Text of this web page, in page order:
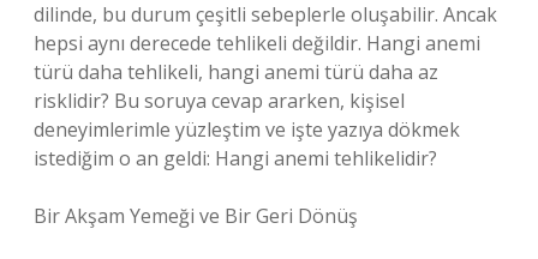
dilinde, bu durum çeşitli sebeplerle oluşabilir. Ancak
hepsi aynı derecede tehlikeli değildir. Hangi anemi
türü daha tehlikeli, hangi anemi türü daha az
risklidir? Bu soruya cevap ararken, kişisel
deneyimlerimle yüzleştim ve işte yazıya dökmek
istediğim o an geldi: Hangi anemi tehlikelidir?
Bir Akşam Yemeği ve Bir Geri Dönüş